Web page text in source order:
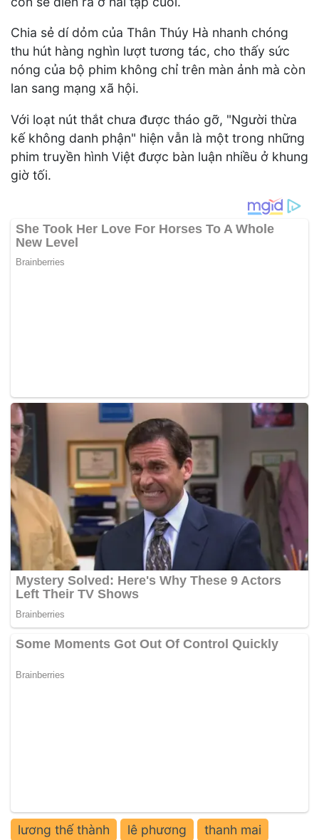
Chia sẻ dí dỏm của Thân Thúy Hà nhanh chóng
thu hút hàng nghìn lượt tương tác, cho thấy sức
nóng của bộ phim không chỉ trên màn ảnh mà còn
lan sang mạng xã hội.
Với loạt nút thắt chưa được tháo gỡ, "Người thừa
kế không danh phận" hiện vẫn là một trong những
phim truyền hình Việt được bàn luận nhiều ở khung
giờ tối.
lương thế thành lê phương thanh mai